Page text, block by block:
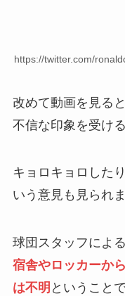
https://twitter.com/
改めて動画を見る
不信な印象を受け
キョロキョロした
いう意見も見られま
球団スタッフによる
宿舎やロッカーか
は不明 ということで